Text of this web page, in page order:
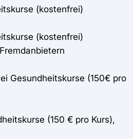
(kostenfrei)
(kostenfrei)
Gesundheitskurse (150€ pro
(150 € pro Kurs),